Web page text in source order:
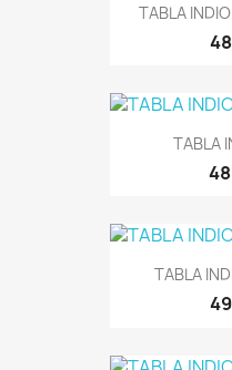
TABLA
TABLA
TABLA